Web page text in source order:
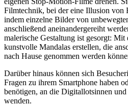
Filmtechnik, bei der eine Illusion von
indem einzelne Bilder von
anschließend aneinandergereiht
malerische Gestaltung ist gesorgt: Mit
kunstvolle Mandalas erstellen, die
nach Hause genommen werden
Darüber hinaus können sich
Fragen zu ihrem Smartphone haben
benötigen, an die Digitallotsinnen
wenden.